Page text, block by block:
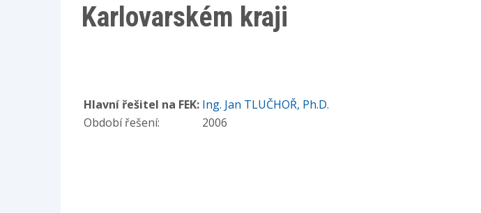
Karlovarském kraji
Hlavní řešitel na FEK: Ing. Jan TLUČHOŘ, Ph.D.
Období řešení:
2006